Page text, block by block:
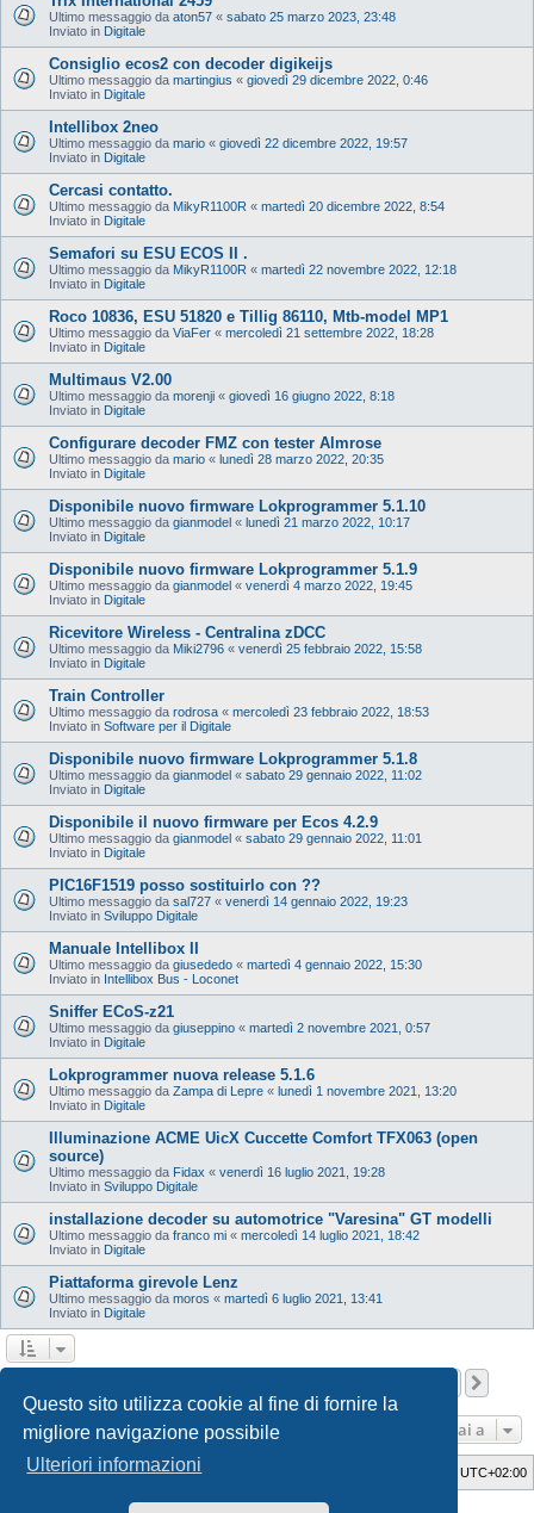
Questo sito utilizza cookie al fine di fornire la
migliore navigazione possibile
Ulteriori informazioni
Ultimo messaggio da aton57 « sabato 25 marzo 2023, 23:48
Inviato in Digitale
Consiglio ecos2 con decoder digikeijs
Ultimo messaggio da martingius « giovedì 29 dicembre 2022, 0:46
Inviato in Digitale
Intellibox 2neo
Ultimo messaggio da mario « giovedì 22 dicembre 2022, 19:57
Inviato in Digitale
Cercasi contatto.
Ultimo messaggio da MikyR1100R « martedì 20 dicembre 2022, 8:54
Inviato in Digitale
Semafori su ESU ECOS II .
Ultimo messaggio da MikyR1100R « martedì 22 novembre 2022, 12:18
Inviato in Digitale
Roco 10836, ESU 51820 e Tillig 86110, Mtb-model MP1
Ultimo messaggio da ViaFer « mercoledì 21 settembre 2022, 18:28
Inviato in Digitale
Multimaus V2.00
Ultimo messaggio da morenji « giovedì 16 giugno 2022, 8:18
Inviato in Digitale
Configurare decoder FMZ con tester Almrose
Ultimo messaggio da mario « lunedì 28 marzo 2022, 20:35
Inviato in Digitale
Disponibile nuovo firmware Lokprogrammer 5.1.10
Ultimo messaggio da gianmodel « lunedì 21 marzo 2022, 10:17
Inviato in Digitale
Disponibile nuovo firmware Lokprogrammer 5.1.9
Ultimo messaggio da gianmodel « venerdì 4 marzo 2022, 19:45
Inviato in Digitale
Ricevitore Wireless - Centralina zDCC
Ultimo messaggio da Miki2796 « venerdì 25 febbraio 2022, 15:58
Inviato in Digitale
Train Controller
Ultimo messaggio da rodrosa « mercoledì 23 febbraio 2022, 18:53
Inviato in Software per il Digitale
Disponibile nuovo firmware Lokprogrammer 5.1.8
Ultimo messaggio da gianmodel « sabato 29 gennaio 2022, 11:02
Inviato in Digitale
Disponibile il nuovo firmware per Ecos 4.2.9
Ultimo messaggio da gianmodel « sabato 29 gennaio 2022, 11:01
Inviato in Digitale
PIC16F1519 posso sostituirlo con ??
Ultimo messaggio da sal727 « venerdì 14 gennaio 2022, 19:23
Inviato in Sviluppo Digitale
Manuale Intellibox II
Ultimo messaggio da giusededo « martedì 4 gennaio 2022, 15:30
Inviato in Intellibox Bus - Loconet
Sniffer ECoS-z21
Ultimo messaggio da giuseppino « martedì 2 novembre 2021, 0:57
Inviato in Digitale
Lokprogrammer nuova release 5.1.6
Ultimo messaggio da Zampa di Lepre « lunedì 1 novembre 2021, 13:20
Inviato in Digitale
Illuminazione ACME UicX Cuccette Comfort TFX063 (open
source)
Ultimo messaggio da Fidax « venerdì 16 luglio 2021, 19:28
Inviato in Sviluppo Digitale
installazione decoder su automotrice "Varesina" GT modelli
Ultimo messaggio da franco mi « mercoledì 14 luglio 2021, 18:42
Inviato in Digitale
Piattaforma girevole Lenz
Ultimo messaggio da moros « martedì 6 luglio 2021, 13:41
Inviato in Digitale
Vai a
Indice UTC+02:00
GTA game